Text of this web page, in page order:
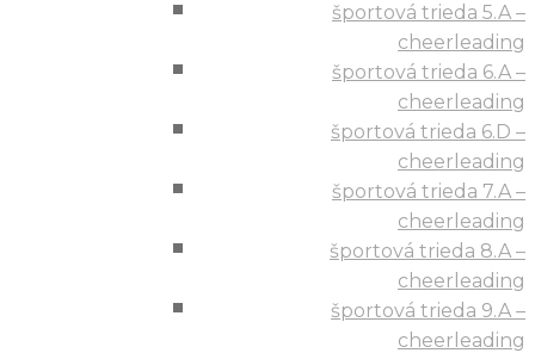
športová trieda 5.A –
cheerleading
športová trieda 6.A –
cheerleading
športová trieda 6.D –
cheerleading
športová trieda 7.A –
cheerleading
športová trieda 8.A –
cheerleading
športová trieda 9.A –
cheerleading